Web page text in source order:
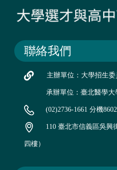
聯絡我們
主辦單位：大學招生
承辦單位：臺北醫學大
(02)2736-1661 分機
110 臺北市信義區吳興
四樓）